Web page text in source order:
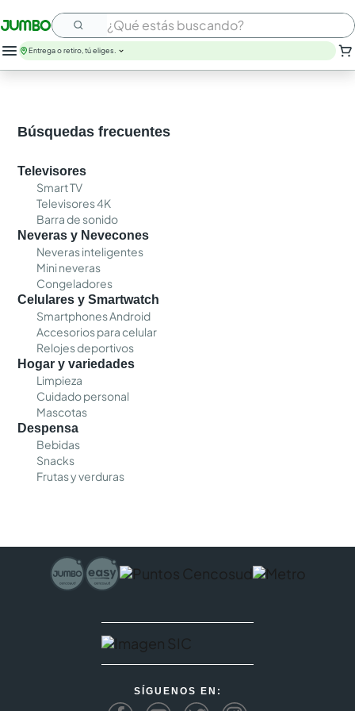
¿Qué estás buscando?
papel higienico
galletas
aceite
queso
pollo
Entrega o retiro, tú eliges.
Búsquedas frecuentes
Televisores
Smart TV
Televisores 4K
Barra de sonido
Neveras y Nevecones
Neveras inteligentes
Mini neveras
Congeladores
Celulares y Smartwatch
Smartphones Android
Accesorios para celular
Relojes deportivos
Hogar y variedades
Limpieza
Cuidado personal
Mascotas
Despensa
Bebidas
Snacks
Frutas y verduras
SÍGUENOS EN: